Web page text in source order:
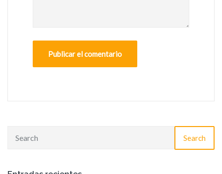
Search